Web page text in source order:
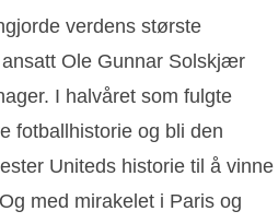
verdens største
Ole Gunnar Solskjær
I halvåret som fulgte
fotballhistorie og bli den
Uniteds historie til å vinne
med mirakelet i Paris og